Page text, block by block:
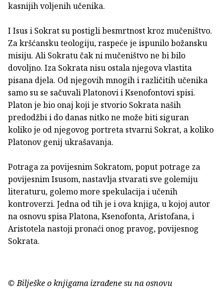
kasnijih voljenih učenika.
I Isus i Sokrat su postigli besmrtnost kroz mučeništvo.
Za kršćansku teologiju, raspeće je ispunilo božansku
misiju. Ali Sokratu čak ni mučeništvo ne bi bilo
dovoljno. Iza Sokrata nisu ostala njegova vlastita
pisana djela. Od njegovih mnogih i različitih učenika
samo su se sačuvali Platonovi i Ksenofontovi spisi.
Platon je bio onaj koji je stvorio Sokrata naših
predodžbi i do danas nitko ne može biti siguran
koliko je od njegovog portreta stvarni Sokrat, a koliko
Platonov genij ukrašavanja.
Potraga za povijesnim Sokratom, poput potrage za
povijesnim Isusom, nastavlja stvarati sve golemiju
literaturu, golemo more spekulacija i učenih
kontroverzi. Jedna od tih je i ova knjiga, u kojoj autor
na osnovu spisa Platona, Ksenofonta, Aristofana, i
Aristotela nastoji pronaći onog pravog, povijesnog
Sokrata.
© Bilješke o knjigama izrađene su na osnovu